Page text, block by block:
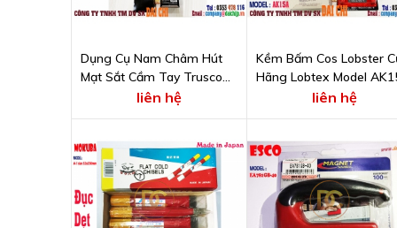
Dụng Cụ Nam Châm Hút
Mạt Sắt Cầm Tay Trusco
Model THM5000EA
liên hệ
Kềm Bấm Cos Lobster
Hãng Lobtex Model
liên hệ